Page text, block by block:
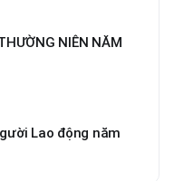
NIÊN NĂM
Lao động năm